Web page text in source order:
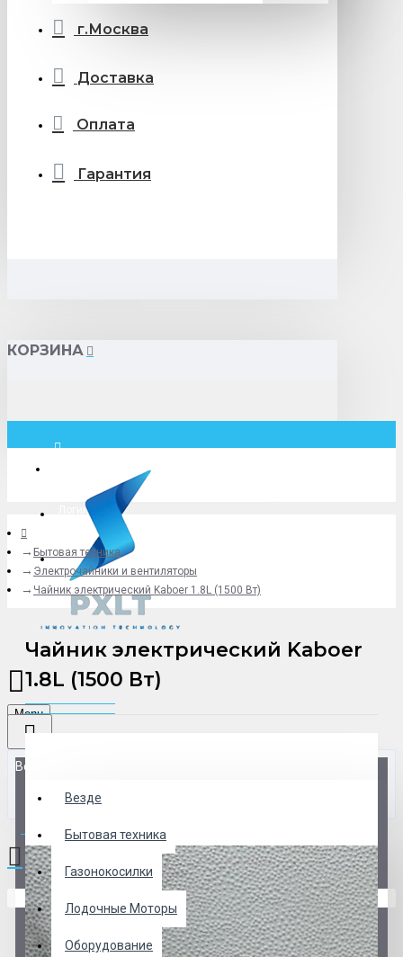
г.Москва
Доставка
Оплата
Гарантия
КОРЗИНА
Логин
+79775619766
Menu
Везде
Везде
Бытовая техника
Газонокосилки
Лодочные Моторы
Оборудование
0 товар(ов) - 0 р.
В корзине пусто!
Бытовая техника
Электрочайники и вентиляторы
Чайник электрический Kaboer 1.8L (1500 Вт)
Чайник электрический Kaboer
1.8L (1500 Вт)